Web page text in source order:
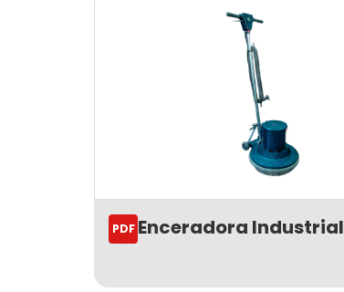
PDF Enceradora Industrial